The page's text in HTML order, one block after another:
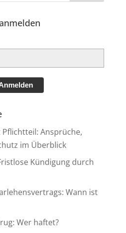
Ansprüche,
im Überblick
Kündigung durch
Wann ist
Wer haftet?